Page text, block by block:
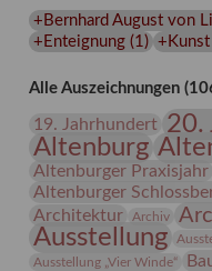
+Bernhard August von
+Enteignung(1 ) +Kunst
Alle Auszeichnungen
19. Jahrhundert 20.
Altenburg
Altenburger Praxisjahr
Altenburger
Architektur Archiv
Ausstellung
Ausstellung „Vier Winde“